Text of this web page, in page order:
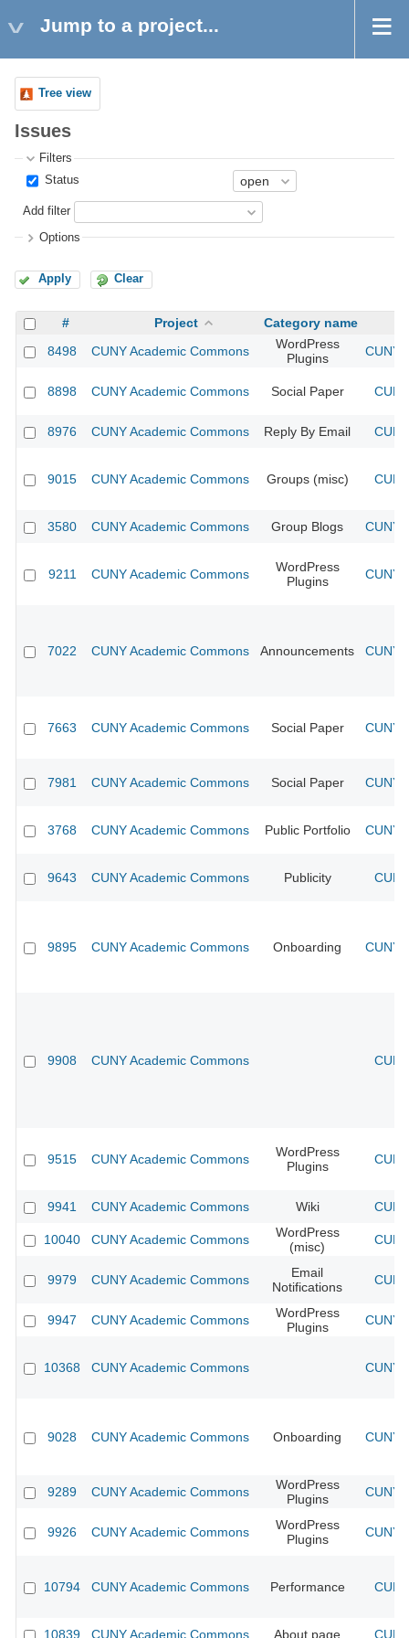
Jump to a project...
Tree view
Issues
Filters
Status
Add filter
Options
Apply Clear
# Project
Category name
8498
CUNY Academic Commons
WordPress
Plugins
CUNY
8898 CUNY Academic Commons Social Paper
8976 CUNY Academic Commons Reply By Email
9015 CUNY Academic Commons Groups (misc)
3580 CUNY Academic Commons Group Blogs CUNY
9211 CUNY Academic Commons
WordPress
Plugins
CUNY
7022 CUNY Academic Commons Announcements CUNY
7663 CUNY Academic Commons Social Paper CUNY
7981 CUNY Academic Commons Social Paper CUNY
3768 CUNY Academic Commons Public Portfolio CUNY
9643 CUNY Academic Commons Publicity
9895 CUNY Academic Commons Onboarding CUNY
9908 CUNY Academic Commons
9515 CUNY Academic Commons
WordPress
Plugins
9941 CUNY Academic Commons Wiki
10040 CUNY Academic Commons
WordPress
(misc)
9979 CUNY Academic Commons
Email
Notifications
9947 CUNY Academic Commons
WordPress
Plugins
CUNY
10368 CUNY Academic Commons CUNY
9028 CUNY Academic Commons Onboarding CUNY
9289 CUNY Academic Commons
WordPress
Plugins
CUNY
9926 CUNY Academic Commons
WordPress
Plugins
CUNY
10794 CUNY Academic Commons Performance
10839 CUNY Academic Commons About page